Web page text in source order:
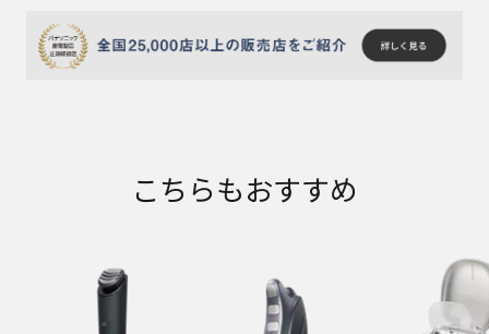
こちらもおすすめ